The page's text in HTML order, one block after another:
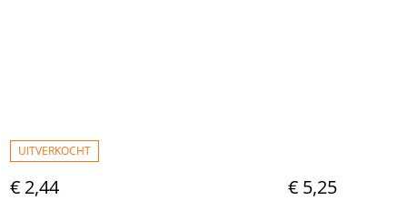
UITVERKOCHT
€ 2,44 € 5,25